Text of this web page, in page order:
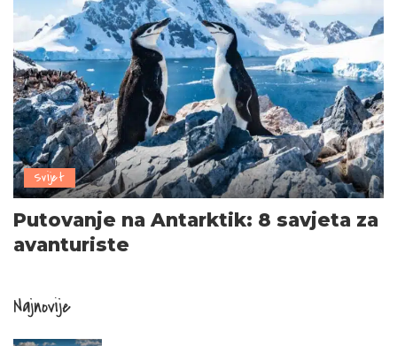
Svijet
Putovanje na Antarktik: 8 savjeta za
avanturiste
Najnovije